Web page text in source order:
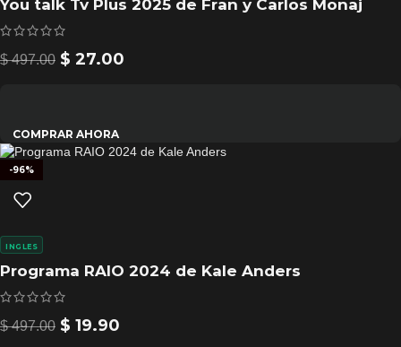
You talk Tv Plus 2025 de Fran y Carlos Monaj
$497.00 $ 27.00
COMPRAR AHORA
-96%
Programa RAIO 2024 de Kale Anders
INGLES
$497.00 $ 19.90